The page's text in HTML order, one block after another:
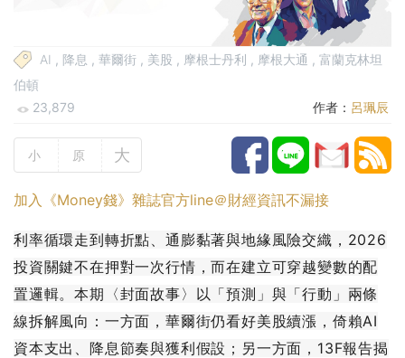
AI , 降息 , 華爾街 , 美股 , 摩根士丹利 , 摩根大通 , 富蘭克林坦
伯頓
23,879
作者： 呂珮辰
小 原 大
加入《Money錢》雜誌官方line＠財經資訊不漏接
利率循環走到轉折點、通膨黏著與地緣風險交織，2026
投資關鍵不在押對一次行情，而在建立可穿越變數的配
置邏輯。本期〈封面故事〉以「預測」與「行動」兩條
線拆解風向：一方面，華爾街仍看好美股續漲，倚賴AI
資本支出、降息節奏與獲利假設；另一方面，13F報告揭